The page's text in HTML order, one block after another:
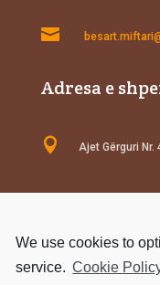
We use cookies to
service. Cookie

Adresa e
 Ajet Gërguri Nr.
Medo Flor brand